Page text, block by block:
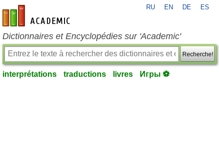
fr-academic.com
RU EN DE ES
Dictionnaires et Encyclopédies sur 'Academic'
Recherche!
interprétations traductions livres Игры ⚽